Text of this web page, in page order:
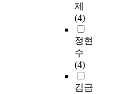
제
(4)
정현
수
(4)
김금